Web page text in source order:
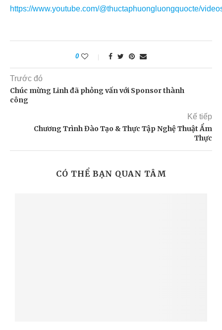
https://www.youtube.com/@thuctaphuongluongquocte/
0
Trước đó
Chúc mừng Linh đã phỏng vấn với Sponsor thành
công
Kế tiếp
Chương Trình Đào Tạo & Thực Tập Nghệ Thuật Ẩm
Thực
CÓ THỂ BẠN QUAN TÂM